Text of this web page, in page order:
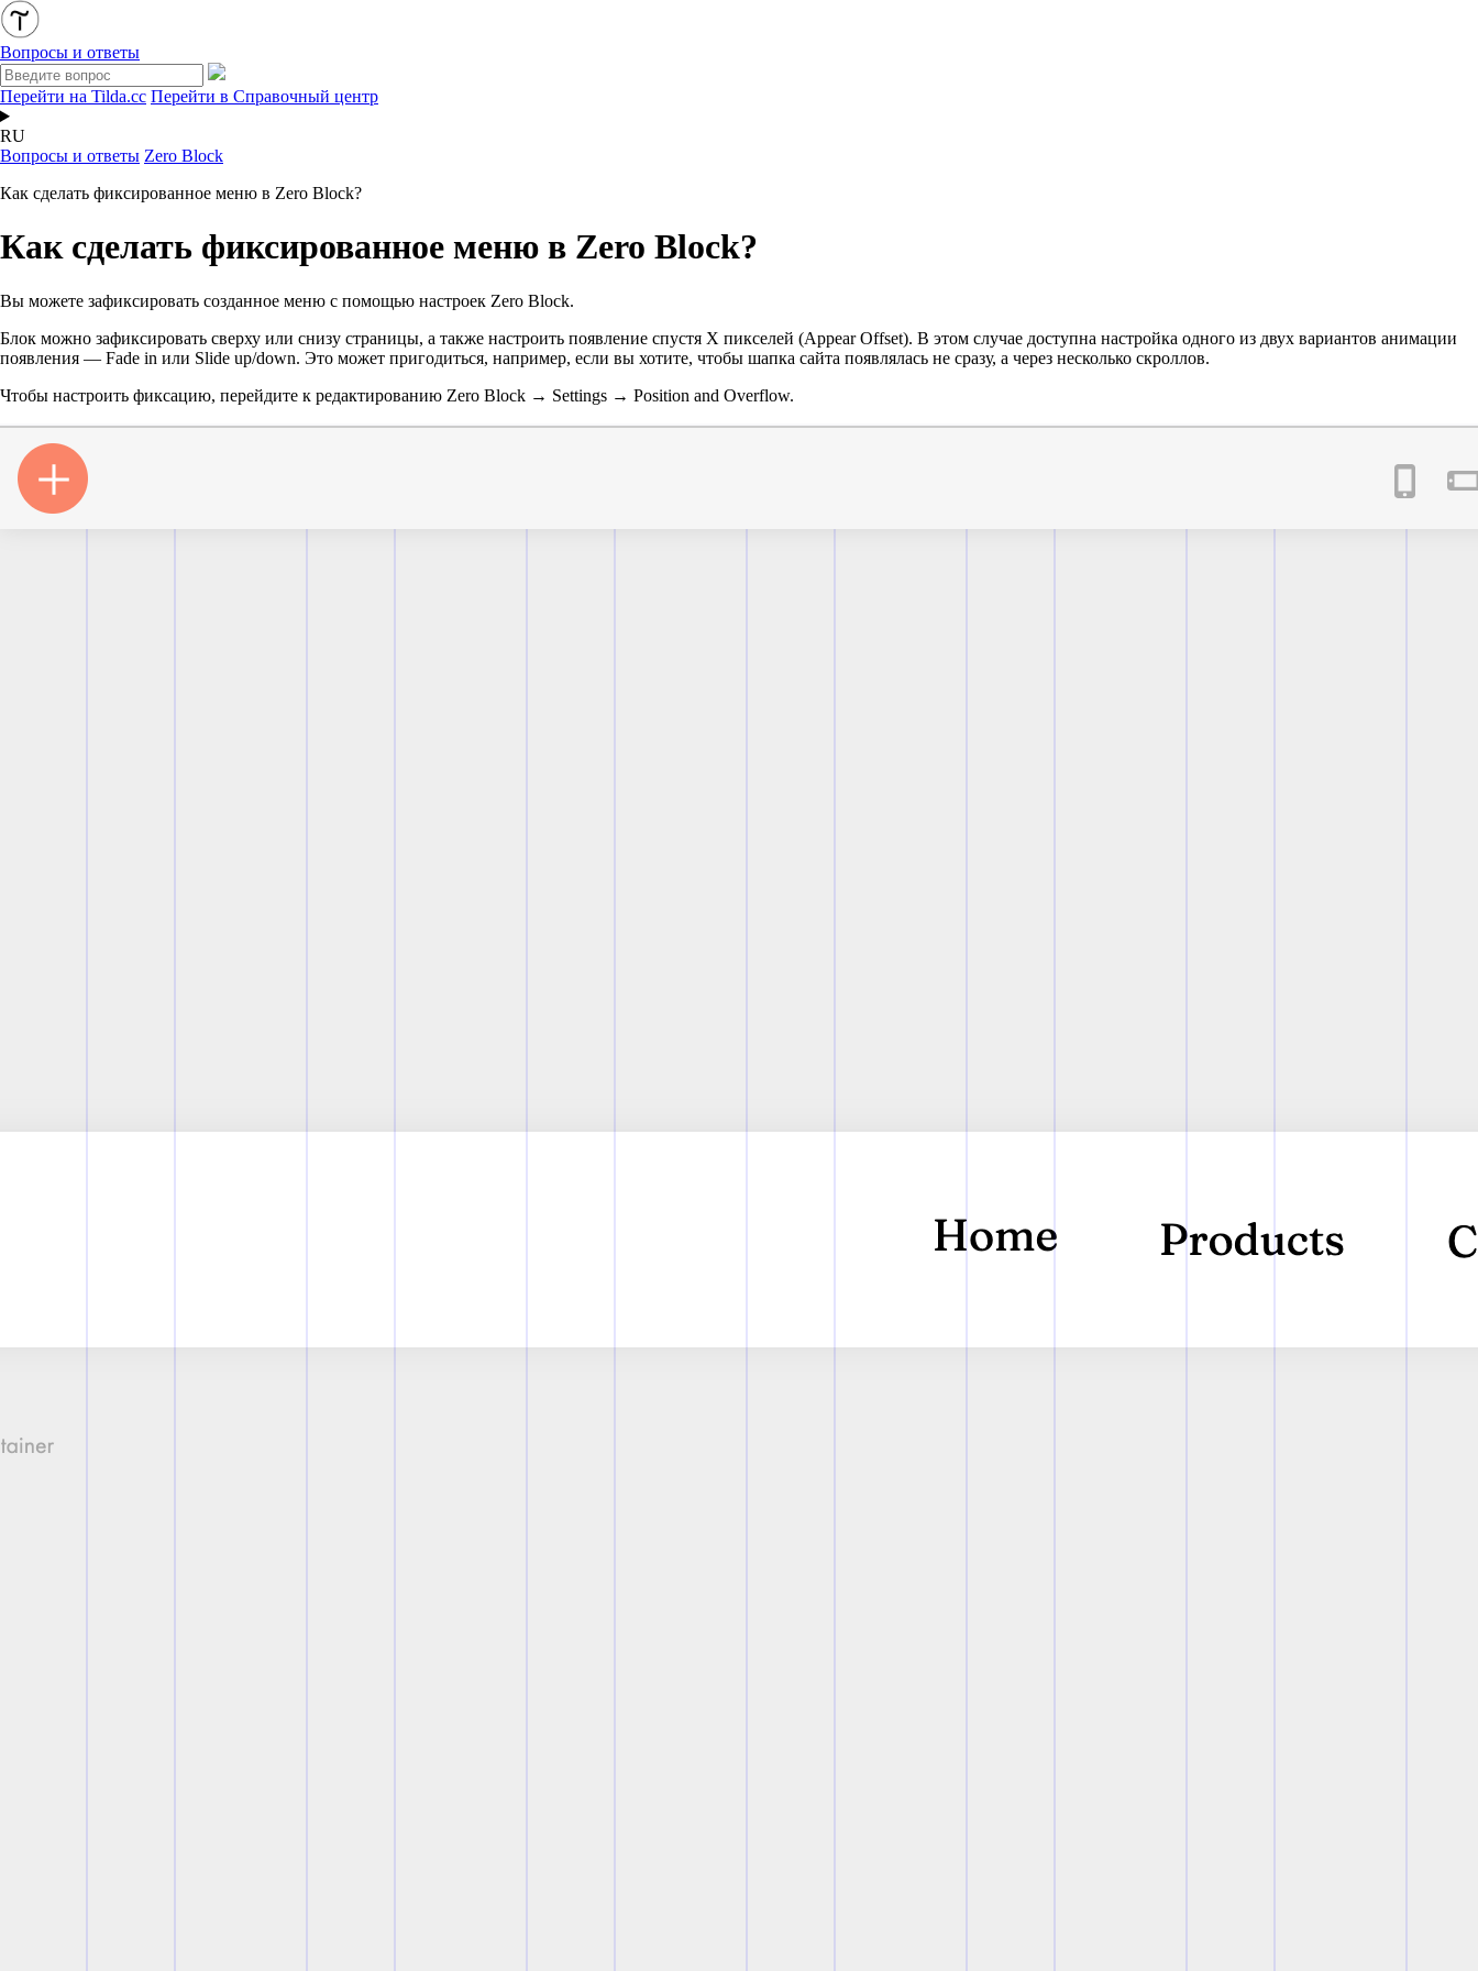
Вопросы и ответы
Перейти на Tilda.cc Перейти в Справочный центр
RU
Вопросы и ответы Zero Block
Как сделать фиксированное меню в Zero Block?
Как сделать фиксированное меню в Zero Block?
Вы можете зафиксировать созданное меню с помощью настроек Zero Block.
Блок можно зафиксировать сверху или снизу страницы, а также настроить появление спустя Х пикселей (Appear Offset). В этом случае доступна настройка одного из двух вариантов анимации
появления — Fade in или Slide up/down. Это может пригодиться, например, если вы хотите, чтобы шапка сайта появлялась не сразу, а через несколько скроллов.
Чтобы настроить фиксацию, перейдите к редактированию Zero Block → Settings → Position and Overflow.